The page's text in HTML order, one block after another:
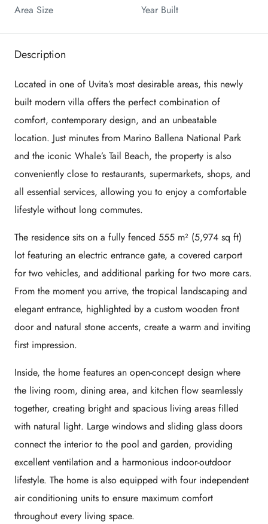
Area Size
Year Built
Description
Located in one of Uvita’s most desirable areas, this newly
built modern villa offers the perfect combination of
comfort, contemporary design, and an unbeatable
location. Just minutes from Marino Ballena National Park
and the iconic Whale’s Tail Beach, the property is also
conveniently close to restaurants, supermarkets, shops, and
all essential services, allowing you to enjoy a comfortable
lifestyle without long commutes.
The residence sits on a fully fenced 555 m² (5,974 sq ft)
lot featuring an electric entrance gate, a covered carport
for two vehicles, and additional parking for two more cars.
From the moment you arrive, the tropical landscaping and
elegant entrance, highlighted by a custom wooden front
door and natural stone accents, create a warm and inviting
first impression.
Inside, the home features an open-concept design where
the living room, dining area, and kitchen flow seamlessly
together, creating bright and spacious living areas filled
with natural light. Large windows and sliding glass doors
connect the interior to the pool and garden, providing
excellent ventilation and a harmonious indoor-outdoor
lifestyle. The home is also equipped with four independent
air conditioning units to ensure maximum comfort
throughout every living space.